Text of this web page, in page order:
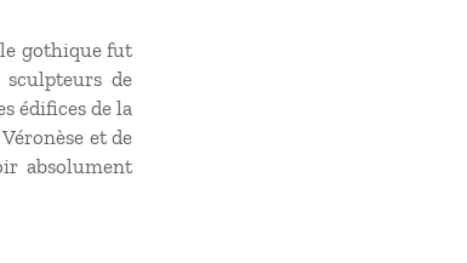
gothique fut
de
édifices de la
et de
absolument